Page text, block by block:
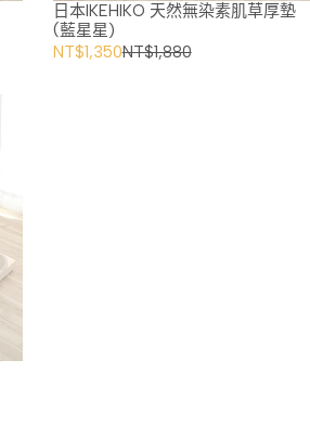
日本IKEHIKO 天然無染素肌草厚墊
(藍星星)
NT$1,350NT$1,880